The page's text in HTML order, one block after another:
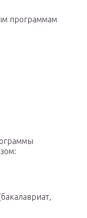
программам